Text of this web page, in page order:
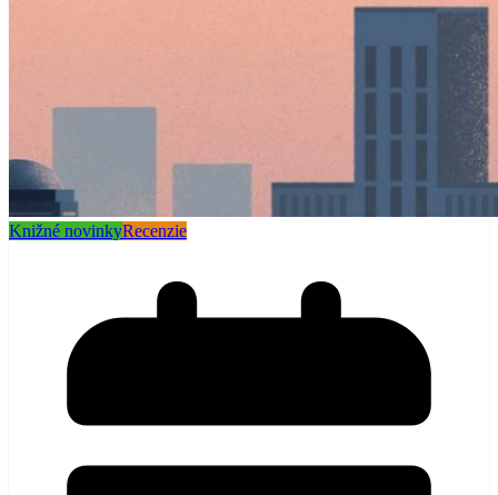
Knižné novinkyRecenzie